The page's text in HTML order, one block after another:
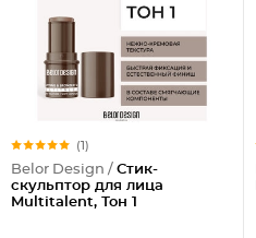
(1)
Belor Design / Стик-
скульптор для лица
Multitalent, Тон 1